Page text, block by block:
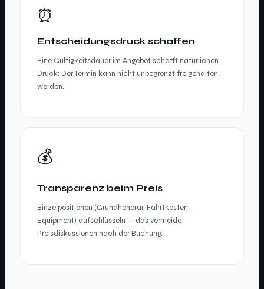
⏰
Entscheidungsdruck schaffen
Eine Gültigkeitsdauer im Angebot schafft natürlichen
Druck: Der Termin kann nicht unbegrenzt freigehalten
werden.
💰
Transparenz beim Preis
Einzelpositionen (Grundhonorar, Fahrtkosten,
Equipment) aufschlüsseln — das vermeidet
Preisdiskussionen nach der Buchung.